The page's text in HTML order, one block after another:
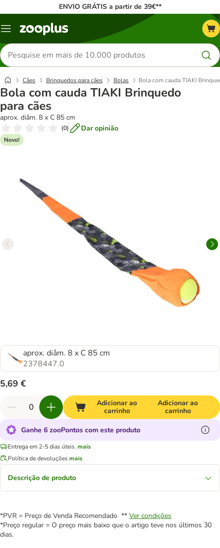
ENVIO GRÁTIS a partir de 39€**
Menu
Pesquisar
produtos
Cães Brinquedos para cães Bolas Bola com cauda TIAKI
Bola com cauda TIAKI Brinquedo
para cães
aprox. diâm. 8 x C 85 cm
(0) Dar opinião
Novo!
aprox. diâm. 8 x C 85 cm
2378447.0
5,69 €
Adicionar ao
carrinho
Adicionar ao
carrinho
Ganhe 6 zooPontos com este produto
Entrega em 2-5 dias úteis. mais
Política de devoluçõesmais
Descrição de produto
*PVR = Preço de Venda Recomendado ** Ver condições
*Preço regular = O preço mais baixo que o artigo teve nos últimos 30
dias.